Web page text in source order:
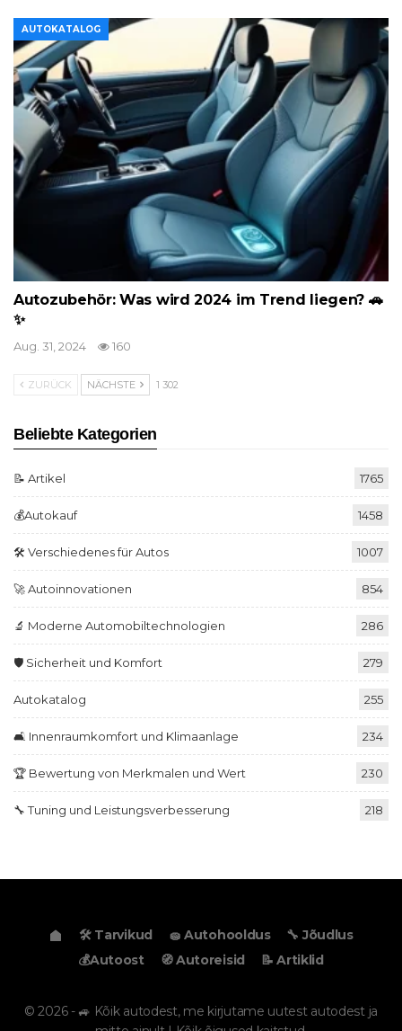
AUTOKATALOG
Autozubehör: Was wird 2024 im Trend liegen? 🚗
✨
Aug. 31, 2024 160
ZURÜCK NÄCHSTE 1 302
Beliebte Kategorien
📝 Artikel 1765
💰Autokauf 1458
🛠️ Verschiedenes für Autos 1007
🚀 Autoinnovationen 854
🔬 Moderne Automobiltechnologien 286
🛡️ Sicherheit und Komfort 279
Autokatalog 255
🛋️ Innenraumkomfort und Klimaanlage 234
🏆 Bewertung von Merkmalen und Wert 230
🔧 Tuning und Leistungsverbesserung 218
🛠️ Tarvikud 🧽 Autohooldus
🔧 Jõudlus
💰Autoost
🧭 Autoreisid 📝 Artiklid
© 2026 - 🚙 Kõik autodest, me kirjutame uutest autodest ja